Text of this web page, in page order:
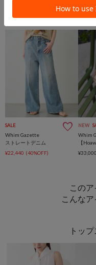
SALE
Whim Gazette
ストレートデニム
¥22,440 (40%OFF)
NEW
Whim
¥33,000
この
こんな
トッ